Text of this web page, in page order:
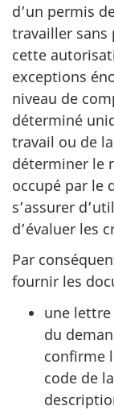
d’un permis
travailler sans
cette
exceptions
niveau de
déterminé
travail ou de
déterminer le
occupé par le
s’assurer
d’évaluer les
Par
fournir les
une lettre
du
confirme
code de